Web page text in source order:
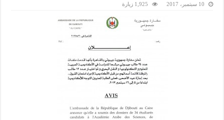
10 سبتمبر، 2017 1,925 زيارة